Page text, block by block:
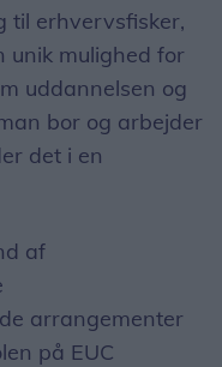
til erhvervsfisker,
unik mulighed for
uddannelsen og
bor og arbejder
det i en
af
arrangementer
på EUC